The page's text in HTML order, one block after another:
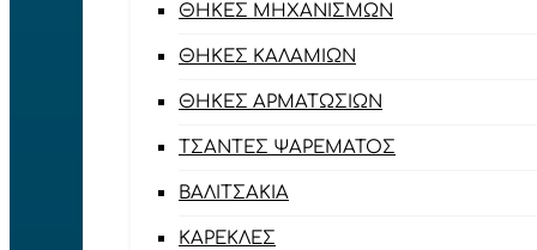
ΘΉΚΕΣ ΜΗΧΑΝΙΣΜΏΝ
ΘΉΚΕΣ ΚΑΛΑΜΙΏΝ
ΘΉΚΕΣ ΑΡΜΑΤΩΣΙΏΝ
ΤΣΆΝΤΕΣ ΨΑΡΈΜΑΤΟΣ
ΒΑΛΙΤΣΆΚΙΑ
ΚΑΡΈΚΛΕΣ